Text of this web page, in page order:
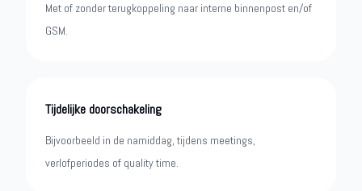
Met of zonder terugkoppeling naar interne binnenpost en/of
GSM.
Tijdelijke doorschakeling
Bijvoorbeeld in de namiddag, tijdens meetings,
verlofperiodes of quality time.